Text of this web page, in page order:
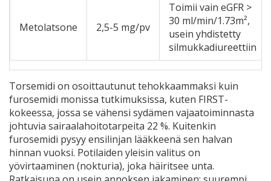
Metolatsone 2,5-5 mg/pv
Toimii vain eGFR >
30 ml/min/1.73m²,
usein yhdistetty
silmukkadiureettiin
Torsemidi on osoittautunut tehokkaammaksi kuin
furosemidi monissa tutkimuksissa, kuten FIRST-
kokeessa, jossa se vähensi sydämen vajaatoiminnasta
johtuvia sairaalahoitotarpeita 22 %. Kuitenkin
furosemidi pysyy ensilinjan lääkkeenä sen halvan
hinnan vuoksi. Potilaiden yleisin valitus on
yövirtaaminen (nokturia), joka häiritsee unta.